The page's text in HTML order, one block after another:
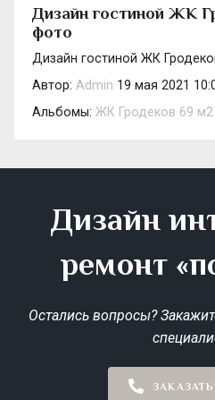
Дизайн гостиной ЖК
фото
Дизайн гостиной ЖК
Автор: Admin 19 мая 2021
Альбомы: ЖК Гродеков 69 м2
Дизайн
ремонт
Остались вопросы?